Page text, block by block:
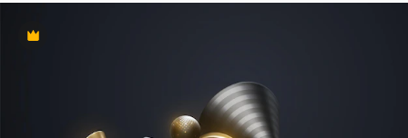
Premium